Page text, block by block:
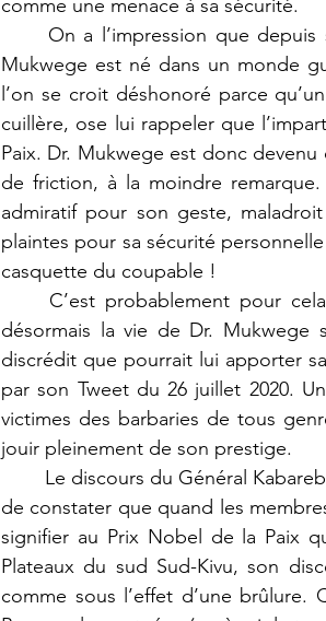
comme une menace à sa sécurité.
Mukwege est né dans un monde
l’on se croit déshonoré parce
cuillère, ose lui rappeler que
Paix. Dr. Mukwege est donc
de friction, à la moindre
admiratif pour son geste,
plaintes pour sa sécurité
casquette du coupable !
désormais la vie de Dr.
discrédit que pourrait lui apporter
par son Tweet du 26 juillet 2020.
victimes des barbaries de tous
jouir pleinement de son prestige.
de constater que quand les
signifier au Prix Nobel de la Paix
Plateaux du sud Sud-Kivu, son
comme sous l’effet d’une